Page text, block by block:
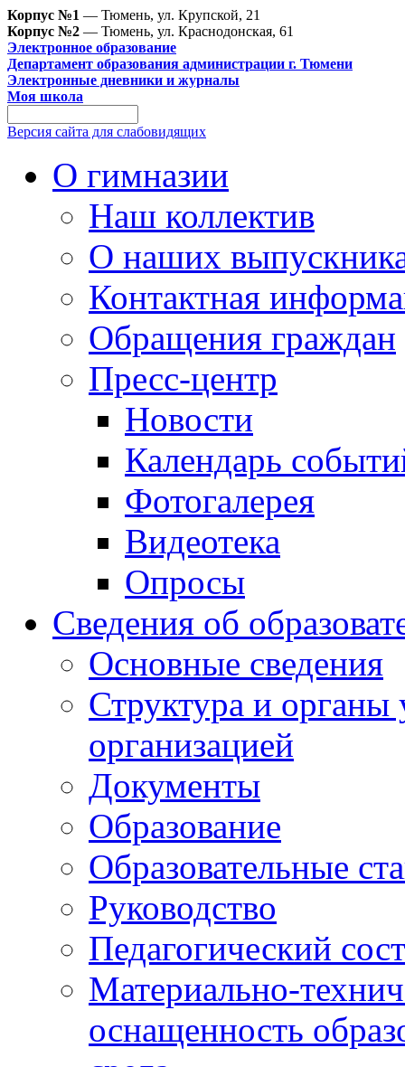
Корпус №1 — Тюмень, ул. Крупской, 21
Корпус №2 — Тюмень, ул. Краснодонская, 61
Электронное образование
Департамент образования администрации г. Тюмени
Электронные дневники и журналы
Моя школа
Версия сайта для слабовидящих
О гимназии
Наш коллектив
О наших
Контактная
Обращения граждан
Пресс-центр
Новости
Календарь
Фотогалерея
Видеотека
Опросы
Сведения об
Основные сведения
Структура и органы
организацией
Документы
Образование
Образовательные
Руководство
Педагогический
Материально-
оснащенность